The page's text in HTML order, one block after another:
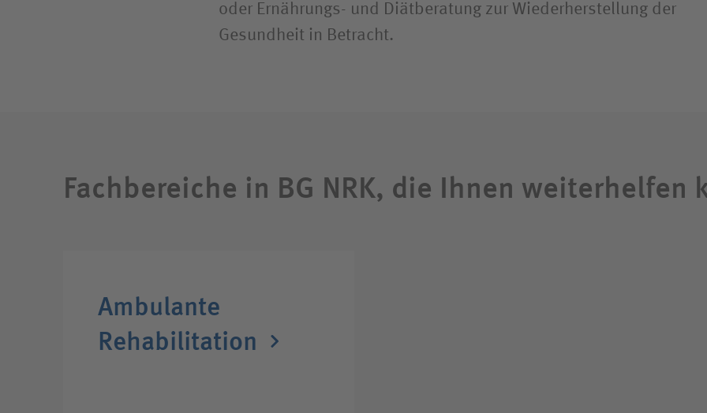
oder Ernährungs- und Diätberatung zur Wieder­herstellung der
Gesundheit in Betracht.
Fachbereiche in BG NRK, die Ihnen weiterhelfen
Ambulante
Rehabilitation